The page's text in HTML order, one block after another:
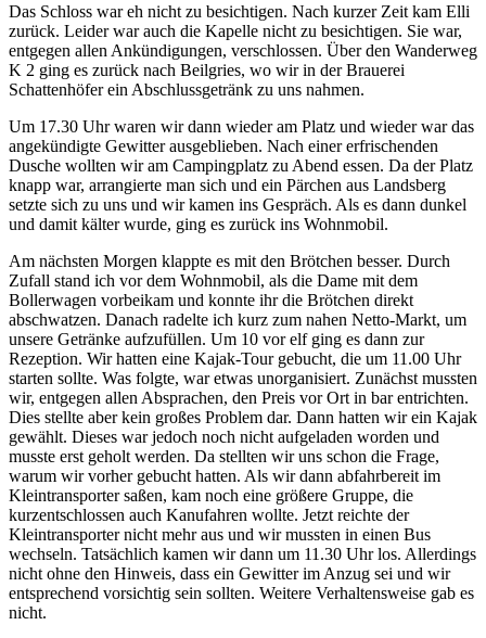
Das Schloss war eh nicht zu besichtigen. Nach kurzer Zeit kam Elli
zurück. Leider war auch die Kapelle nicht zu besichtigen. Sie war,
entgegen allen Ankündigungen, verschlossen. Über den Wanderweg
K 2 ging es zurück nach Beilgries, wo wir in der Brauerei
Schattenhöfer ein Abschlussgetränk zu uns nahmen.
Um 17.30 Uhr waren wir dann wieder am Platz und wieder war das
angekündigte Gewitter ausgeblieben. Nach einer erfrischenden
Dusche wollten wir am Campingplatz zu Abend essen. Da der Platz
knapp war, arrangierte man sich und ein Pärchen aus Landsberg
setzte sich zu uns und wir kamen ins Gespräch. Als es dann dunkel
und damit kälter wurde, ging es zurück ins Wohnmobil.
Am nächsten Morgen klappte es mit den Brötchen besser. Durch
Zufall stand ich vor dem Wohnmobil, als die Dame mit dem
Bollerwagen vorbeikam und konnte ihr die Brötchen direkt
abschwatzen. Danach radelte ich kurz zum nahen Netto-Markt, um
unsere Getränke aufzufüllen. Um 10 vor elf ging es dann zur
Rezeption. Wir hatten eine Kajak-Tour gebucht, die um 11.00 Uhr
starten sollte. Was folgte, war etwas unorganisiert. Zunächst mussten
wir, entgegen allen Absprachen, den Preis vor Ort in bar entrichten.
Dies stellte aber kein großes Problem dar. Dann hatten wir ein Kajak
gewählt. Dieses war jedoch noch nicht aufgeladen worden und
musste erst geholt werden. Da stellten wir uns schon die Frage,
warum wir vorher gebucht hatten. Als wir dann abfahrbereit im
Kleintransporter saßen, kam noch eine größere Gruppe, die
kurzentschlossen auch Kanufahren wollte. Jetzt reichte der
Kleintransporter nicht mehr aus und wir mussten in einen Bus
wechseln. Tatsächlich kamen wir dann um 11.30 Uhr los. Allerdings
nicht ohne den Hinweis, dass ein Gewitter im Anzug sei und wir
entsprechend vorsichtig sein sollten. Weitere Verhaltensweise gab es
nicht.